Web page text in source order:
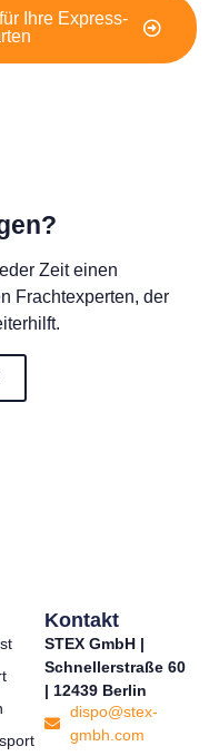
Ihre Express-
Zeit einen
Frachtexperten, der
Kontakt
STEX GmbH |
Schnellerstraße 60
| 12439 Berlin
dispo@stex-
gmbh.com